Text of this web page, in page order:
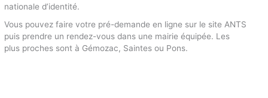
nationale d’identité.
Vous pouvez faire votre pré-demande en ligne sur le site ANTS
puis prendre un rendez-vous dans une mairie équipée. Les
plus proches sont à Gémozac, Saintes ou Pons.